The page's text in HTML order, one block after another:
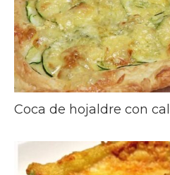
Coca de hojaldre con